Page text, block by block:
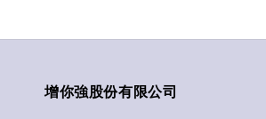
增你強股份有限公司